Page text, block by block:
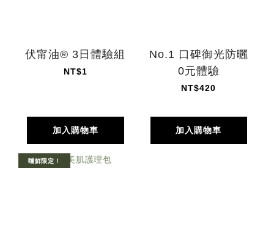
伏甯油® 3日體驗組
NT$1
加入購物車
No.1 口碑御光防曬
0元體驗
NT$420
加入購物車
嚐鮮限定！